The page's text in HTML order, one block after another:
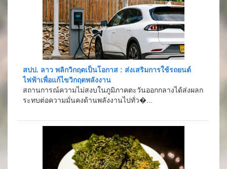
สปป. ลาว พลิกวิกฤตเป็นโอกาส : ส่งเสริมการใช้รถยนต์
ไฟฟ้าเพื่อแก้ไขวิกฤตพลังงาน
สถานการณ์ความไม่สงบในภูมิภาคตะวันออกกลางได้ส่งผลก
ระทบต่อความมั่นคงด้านพลังงานไปทั่ว�...